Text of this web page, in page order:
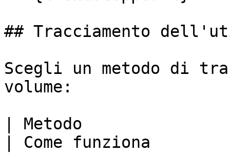
## Tracciamento
Scegli un metodo di
volume:
| Metodo
| Come funziona